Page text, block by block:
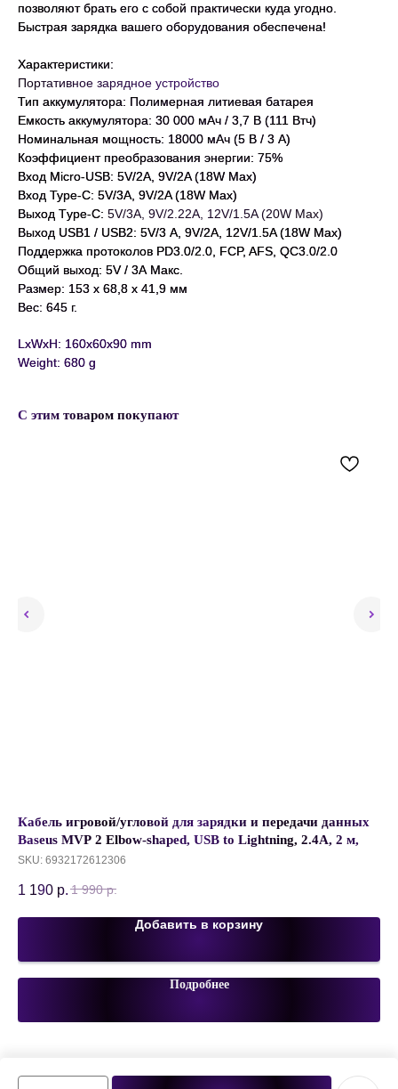
позволяют брать его с собой практически куда угодно.
Быстрая зарядка вашего оборудования обеспечена!
Характеристики:
Портативное зарядное устройство
Тип аккумулятора: Полимерная литиевая батарея
Емкость аккумулятора: 30 000 мАч / 3,7 В (111 Втч)
Номинальная мощность: 18000 мАч (5 В / 3 А)
Коэффициент преобразования энергии: 75%
Вход Micro-USB: 5V/2А, 9V/2A (18W Max)
Вход Type-C: 5V/3А, 9V/2A (18W Max)
Выход Тype-C: 5V/3А, 9V/2.22A, 12V/1.5A (20W Max)
Выход USB1 / USB2: 5V/3 А, 9V/2A, 12V/1.5A (18W Max)
Поддержка протоколов PD3.0/2.0, FCP, AFS, QC3.0/2.0
Общий выход: 5V / 3А Макс.
Размер: 153 x 68,8 x 41,9 мм
Вес: 645 г.
LxWxH: 160x60x90 mm
Weight: 680 g
С этим товаром покупают
Кабель игровой/угловой для зарядки и передачи данных
Baseus MVP 2 Elbow-shaped, USB to Lightning, 2.4А, 2 м,
Черный+Красный, CAVP000120
SKU: 6932172612306
1 190 р. 1 990 р.
Добавить в корзину
Подробнее